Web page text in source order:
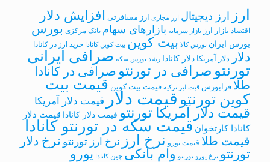
ارز ارز دیجیتال ارز مجازی ارز مسافرتی افزایش دلار
اقتصاد بازار ارز بازار سرمایه بازارهای سهام بانک مرکزی بورس
بورس ایران بورس کالا بیت کوین بیت کوین کانادا خرید ارز در کانادا
دلار دلار آمریکا دلار کانادا رشد بورس سکه صرافی ایرانی
تورنتو صرافی در تورنتو صرافی در کانادا
طلا فرابورس قیت لیر ترکیه قیمت بیت کوین قیمت بیت
کوین تورنتو قیمت دلار قیمت دلار آمریکا
قیمت دلار آمریکا تورنتو قیمت دلار کانادا قیمت دلار
کانادا کارتخوان قیمت سکه در تورنتو کانادا
قیمت طلا قیمت یورو نرخ ارز نرخ ارز تورنتو نرخ دلار
تورنتو نرخ یورو تورنتو وام بانکی چین کانادا یورو